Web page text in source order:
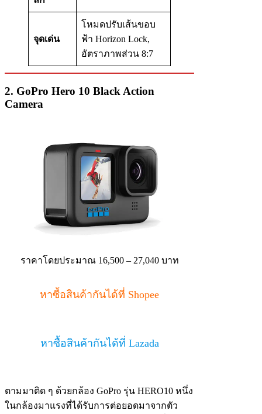
จุดเด่น
โหมดปรับเส้นขอบ
ฟ้า Horizon Lock,
อัตราภาพส่วน 8:7
2. GoPro Hero 10 Black Action
Camera
ราคาโดยประมาณ 16,500 – 27,040 บาท
หาซื้อสินค้ากันได้ที่ Shopee
หาซื้อสินค้ากันได้ที่ Lazada
ตามมาติด ๆ ด้วยกล้อง GoPro รุ่น HERO10 หนึ่ง
ในกล้องมาแรงที่ได้รับการต่อยอดมาจากตัว